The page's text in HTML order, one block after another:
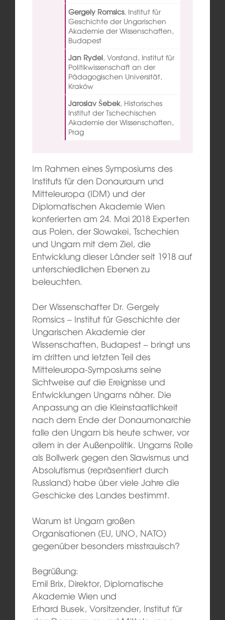
Gergely Romsics, Institut für
Geschichte der Ungarischen
Akademie der Wissenschaften,
Budapest
Jan Rydel, Vorstand, Institut für
Politikwissenschaft an der
Pädagogischen Universität,
Kraków
Jaroslav Šebek, Historisches
Institut der Tschechischen
Akademie der Wissenschaften,
Prag
Im Rahmen eines Symposiums des
Instituts für den Donauraum und
Mitteleuropa (IDM) und der
Diplomatischen Akademie Wien
konferierten am 24. Mai 2018 Experten
aus Polen, der Slowakei, Tschechien
und Ungarn mit dem Ziel, die
Entwicklung dieser Länder seit 1918 auf
unterschiedlichen Ebenen zu
beleuchten.
Der Wissenschafter Dr. Gergely
Romsics – Institut für Geschichte der
Ungarischen Akademie der
Wissenschaften, Budapest – bringt uns
im dritten und letzten Teil des
Mitteleuropa-Symposiums seine
Sichtweise auf die Ereignisse und
Entwicklungen Ungarns näher. Die
Anpassung an die Kleinstaatlichkeit
nach dem Ende der Donaumonarchie
falle den Ungarn bis heute schwer, vor
allem in der Außenpolitik. Ungarns Rolle
als Bollwerk gegen den Slawismus und
Absolutismus (repräsentiert durch
Russland) habe über viele Jahre die
Geschicke des Landes bestimmt.
Warum ist Ungarn großen
Organisationen (EU, UNO, NATO)
gegenüber besonders misstrauisch?
Begrüßung:
Emil Brix, Direktor, Diplomatische
Akademie Wien und
Erhard Busek, Vorsitzender, Institut für